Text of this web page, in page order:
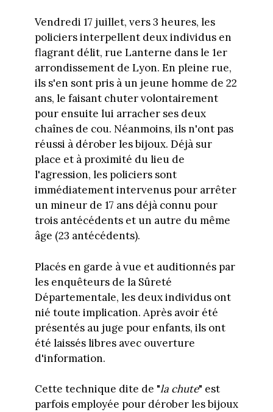
Vendredi 17 juillet, vers 3 heures, les
policiers interpellent deux individus en
flagrant délit, rue Lanterne dans le 1er
arrondissement de Lyon. En pleine rue,
ils s'en sont pris à un jeune homme de 22
ans, le faisant chuter volontairement
pour ensuite lui arracher ses deux
chaînes de cou. Néanmoins, ils n'ont pas
réussi à dérober les bijoux. Déjà sur
place et à proximité du lieu de
l'agression, les policiers sont
immédiatement intervenus pour arrêter
un mineur de 17 ans déjà connu pour
trois antécédents et un autre du même
âge (23 antécédents).
Placés en garde à vue et auditionnés par
les enquêteurs de la Sûreté
Départementale, les deux individus ont
nié toute implication. Après avoir été
présentés au juge pour enfants, ils ont
été laissés libres avec ouverture
d'information.
Cette technique dite de "la chute" est
parfois employée pour dérober les bijoux